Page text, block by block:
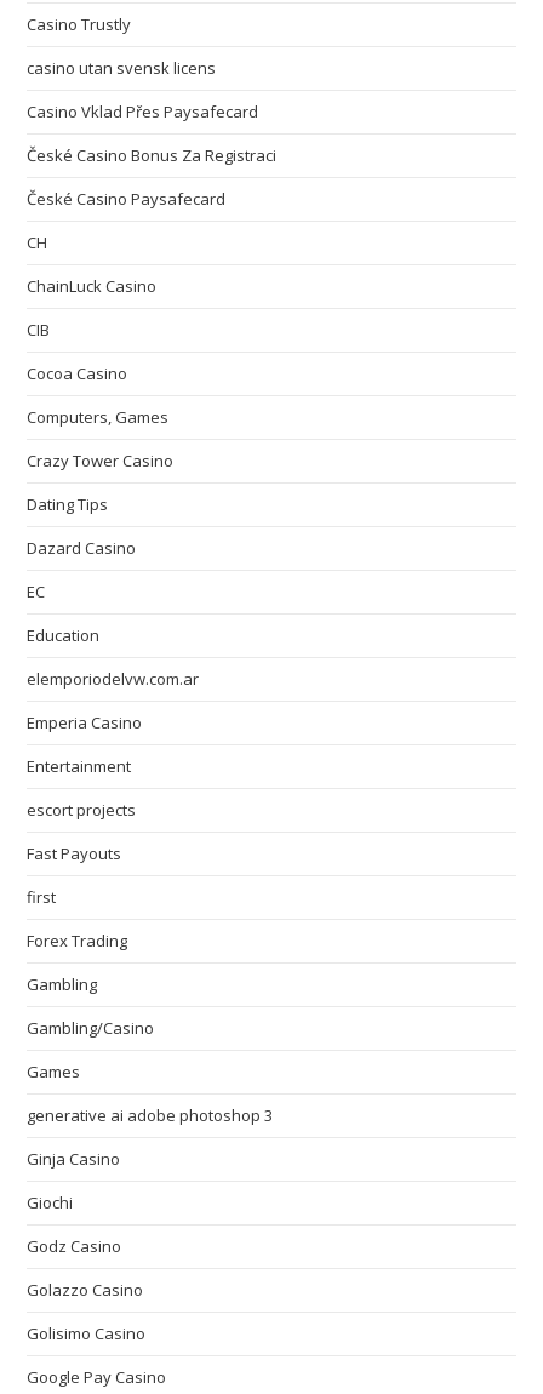
Casino Trustly
casino utan svensk licens
Casino Vklad Přes Paysafecard
České Casino Bonus Za Registraci
České Casino Paysafecard
CH
ChainLuck Casino
CIB
Cocoa Casino
Computers, Games
Crazy Tower Сasino
Dating Tips
Dazard Casino
EC
Education
elemporiodelvw.com.ar
Emperia Casino
Entertainment
escort projects
Fast Payouts
first
Forex Trading
Gambling
Gambling/Casino
Games
generative ai adobe photoshop 3
Ginja Casino
Giochi
Godz Casino
Golazzo Casino
Golisimo Casino
Google Pay Casino